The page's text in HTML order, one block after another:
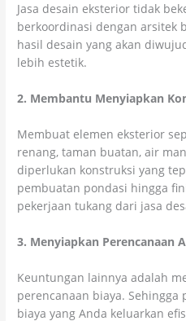
Jasa desain eksterior tidak
berkoordinasi dengan arsitek
hasil desain yang akan
lebih estetik.
2. Membantu Menyiapkan
Membuat elemen eksterior
renang, taman buatan, air
diperlukan konstruksi yang
pembuatan pondasi hingga
pekerjaan tukang dari jasa
3. Menyiapkan Perencanaan
Keuntungan lainnya adalah
perencanaan biaya. Sehingga
biaya yang Anda keluarkan